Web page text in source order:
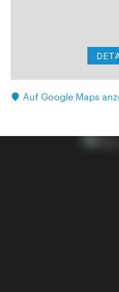
Auf Google Maps